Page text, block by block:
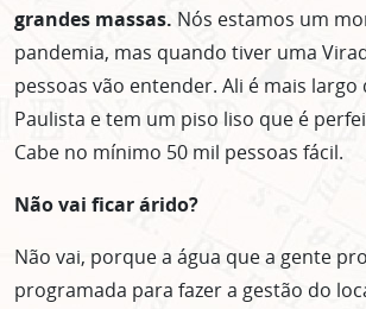
grandes massas. Nós estamos um
pandemia, mas quando tiver uma
pessoas vão entender. Ali é mais largo
Paulista e tem um piso liso que é
Cabe no mínimo 50 mil pessoas fácil.
Não vai ficar árido?
Não vai, porque a água que a gente
programada para fazer a gestão do